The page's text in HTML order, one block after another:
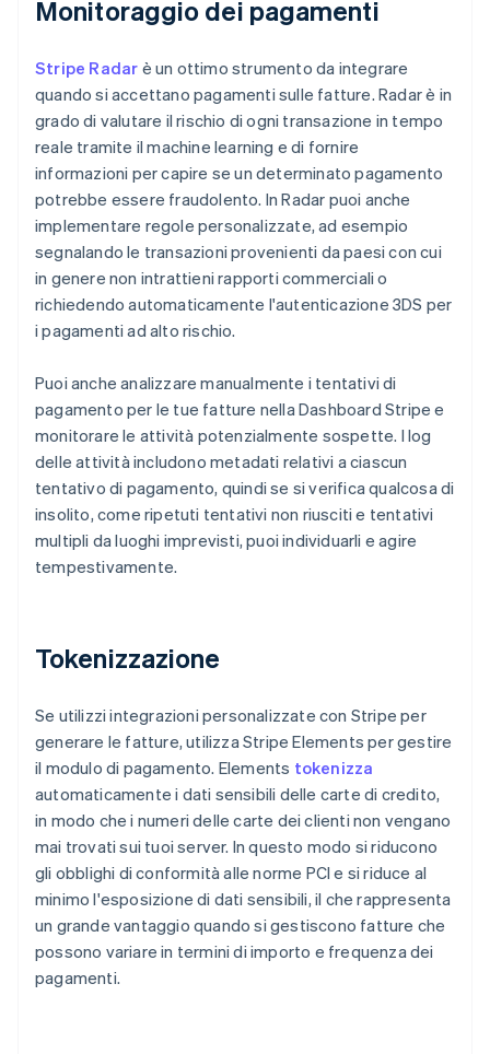
Monitoraggio dei pagamenti
Stripe Radar è un ottimo strumento da integrare
quando si accettano pagamenti sulle fatture. Radar è in
grado di valutare il rischio di ogni transazione in tempo
reale tramite il machine learning e di fornire
informazioni per capire se un determinato pagamento
potrebbe essere fraudolento. In Radar puoi anche
implementare regole personalizzate, ad esempio
segnalando le transazioni provenienti da paesi con cui
in genere non intrattieni rapporti commerciali o
richiedendo automaticamente l'autenticazione 3DS per
i pagamenti ad alto rischio.
Puoi anche analizzare manualmente i tentativi di
pagamento per le tue fatture nella Dashboard Stripe e
monitorare le attività potenzialmente sospette. I log
delle attività includono metadati relativi a ciascun
tentativo di pagamento, quindi se si verifica qualcosa di
insolito, come ripetuti tentativi non riusciti e tentativi
multipli da luoghi imprevisti, puoi individuarli e agire
tempestivamente.
Tokenizzazione
Se utilizzi integrazioni personalizzate con Stripe per
generare le fatture, utilizza Stripe Elements per gestire
il modulo di pagamento. Elements tokenizza
automaticamente i dati sensibili delle carte di credito,
in modo che i numeri delle carte dei clienti non vengano
mai trovati sui tuoi server. In questo modo si riducono
gli obblighi di conformità alle norme PCI e si riduce al
minimo l'esposizione di dati sensibili, il che rappresenta
un grande vantaggio quando si gestiscono fatture che
possono variare in termini di importo e frequenza dei
pagamenti.